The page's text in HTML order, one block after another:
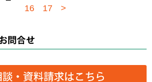
16
17 >